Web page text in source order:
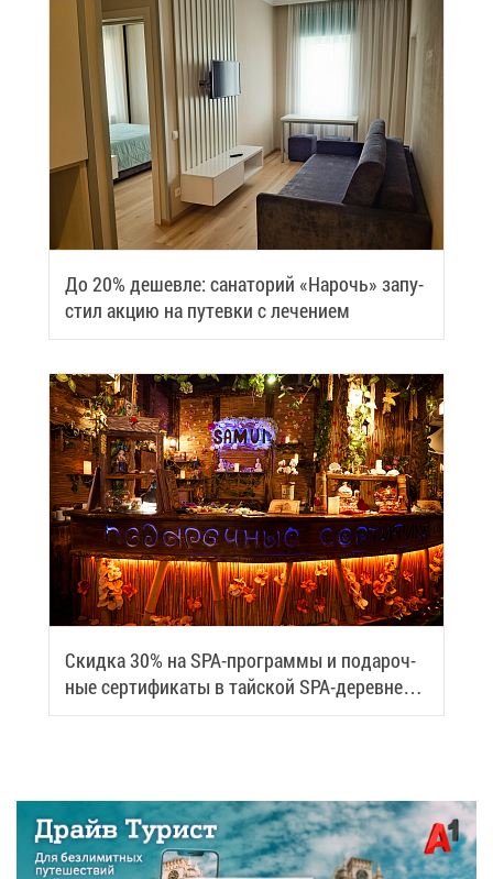
До 20% де­шев­ле: са­на­то­рий «На­рочь» за­пу­
стил ак­цию на пу­тев­ки с ле­че­ни­ем
Скид­ка 30% на SPA-про­грам­мы и по­да­роч­
ные сер­ти­фи­ка­ты в тай­ской SPA-де­ревне
Samui